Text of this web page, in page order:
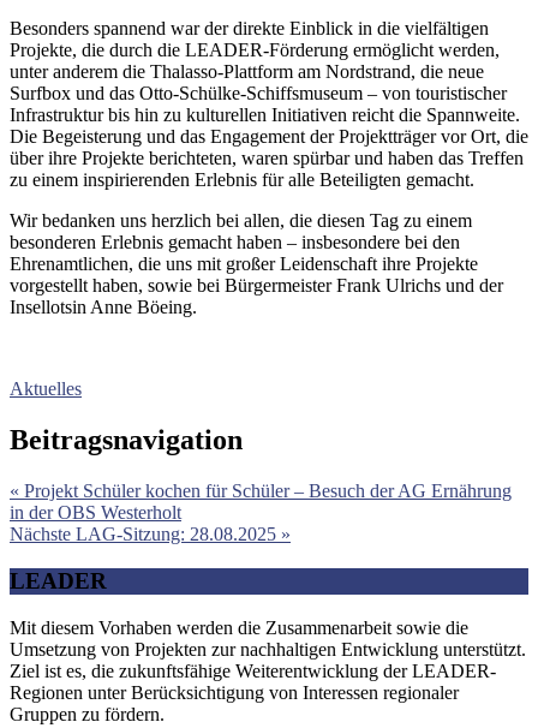
Besonders spannend war der direkte Einblick in die vielfältigen
Projekte, die durch die LEADER-Förderung ermöglicht werden,
unter anderem die Thalasso-Plattform am Nordstrand, die neue
Surfbox und das Otto-Schülke-Schiffsmuseum – von touristischer
Infrastruktur bis hin zu kulturellen Initiativen reicht die Spannweite.
Die Begeisterung und das Engagement der Projektträger vor Ort, die
über ihre Projekte berichteten, waren spürbar und haben das Treffen
zu einem inspirierenden Erlebnis für alle Beteiligten gemacht.
Wir bedanken uns herzlich bei allen, die diesen Tag zu einem
besonderen Erlebnis gemacht haben – insbesondere bei den
Ehrenamtlichen, die uns mit großer Leidenschaft ihre Projekte
vorgestellt haben, sowie bei Bürgermeister Frank Ulrichs und der
Insellotsin Anne Böeing.
Aktuelles
Beitragsnavigation
« Projekt Schüler kochen für Schüler – Besuch der AG Ernährung
in der OBS Westerholt
Nächste LAG-Sitzung: 28.08.2025 »
LEADER
Mit diesem Vorhaben werden die Zusammenarbeit sowie die
Umsetzung von Projekten zur nachhaltigen Entwicklung unterstützt.
Ziel ist es, die zukunftsfähige Weiterentwicklung der LEADER-
Regionen unter Berücksichtigung von Interessen regionaler
Gruppen zu fördern.